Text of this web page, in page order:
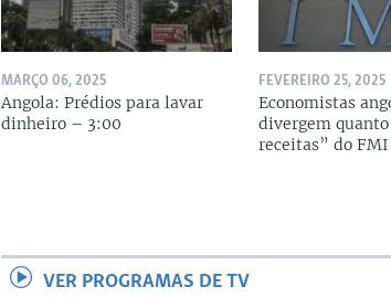
MARÇO 06, 2025
Angola: Prédios para lavar
dinheiro – 3:00
FEVEREIRO 25, 2025
Economistas
divergem
receitas” do
VER PROGRAMAS DE TV